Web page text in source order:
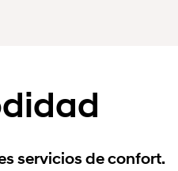
servicios de confort.